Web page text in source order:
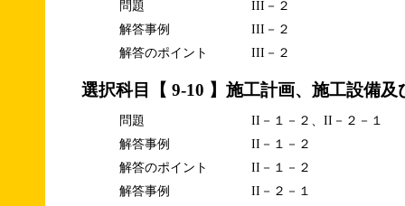
問題
III－２
解答事例
III－２
解答のポイント
III－２
選択科目【 9-10 】施工計画、施工設備及
問題
II－１－２、II－２－１
解答事例
II－１－２
解答のポイント
II－１－２
解答事例
II－２－１